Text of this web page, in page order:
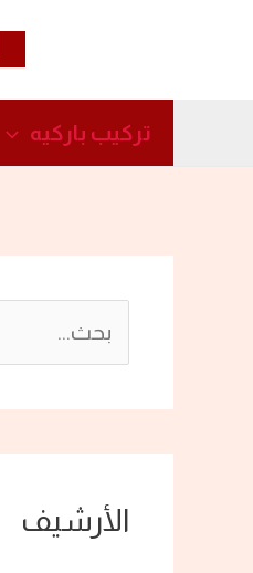
تركيب باركيه
ث
الأرشيف